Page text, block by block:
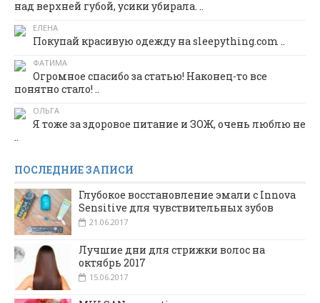
над верхней губой, усики убирала. ..
ЕЛЕНА
Покупай красивую одежду на sleepything.com ..
ФАТИМА
Огромное спасибо за статью! Наконец-то все
понятно стало! ..
ОЛЬГА
Я тоже за здоровое питание и ЗОЖ, очень люблю не
..
ПОСЛЕДНИЕ ЗАПИСИ
Глубокое восстановление эмали с Innova
Sensitive для чувствительных зубов
21.06.2017
Лучшие дни для стрижки волос на
октябрь 2017
15.06.2017